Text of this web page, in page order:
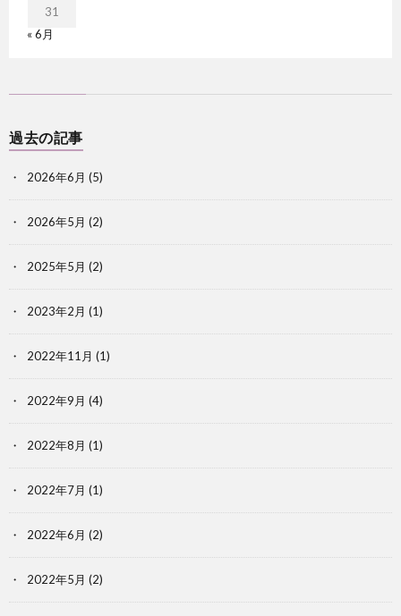
31
« 6月
過去の記事
2026年6月 (5)
2026年5月 (2)
2025年5月 (2)
2023年2月 (1)
2022年11月 (1)
2022年9月 (4)
2022年8月 (1)
2022年7月 (1)
2022年6月 (2)
2022年5月 (2)